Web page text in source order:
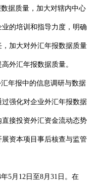
据质量，加大对辖内中心
的培训和指导力度，明确
加大对外汇年报数据质量
外汇年报数据质量。
年报中的信息调研与数据
强化对企业外汇年报数据
接投资外汇资金流动态势
资本项目事后核查与监管
年5月 12 日至8月 31 日。在